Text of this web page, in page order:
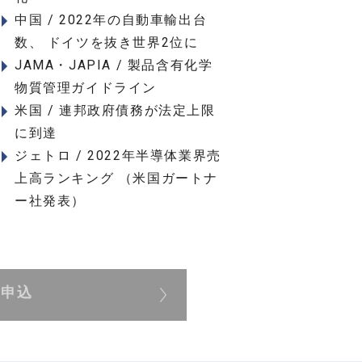
中国 / 2022年の自動車輸出台
数、 ドイツを抜き世界2位に
JAMA・JAPIA / 製品含有化学
物質管理ガイドライン
米国 / 連邦政府債務が法定上限
に到達
ジェトロ / 2022年半導体業界売
上高ランキング （米国ガートナ
ー社発表）
込